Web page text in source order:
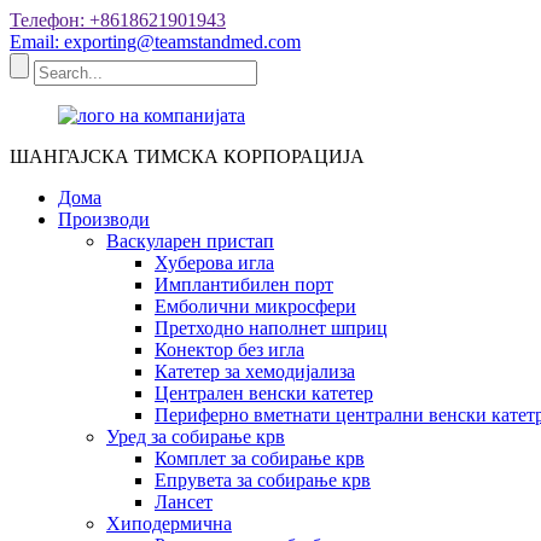
Телефон: +8618621901943
Email: exporting@teamstandmed.com
ШАНГАЈСКА ТИМСКА КОРПОРАЦИЈА
Дома
Производи
Васкуларен пристап
Хуберова игла
Имплантибилен порт
Емболични микросфери
Претходно наполнет шприц
Конектор без игла
Катетер за хемодијализа
Централен венски катетер
Периферно вметнати централни венски
Уред за собирање крв
Комплет за собирање крв
Епрувета за собирање крв
Лансет
Хиподермична